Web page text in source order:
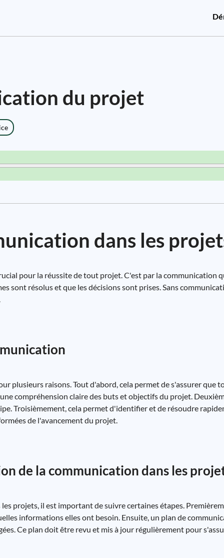
du projet
dans les
pour la réussite de tout projet. C'est par la communication
sont résolus et que les décisions sont prises. Sans
plusieurs raisons. Tout d'abord, cela permet de s'assurer que
compréhension claire des buts et objectifs du projet.
Troisièmement, cela permet d'identifier et de résoudre
de l'avancement du projet.
de la communication dans les
projets, il est important de suivre certaines étapes.
informations elles ont besoin. Ensuite, un plan de
Ce plan doit être revu et mis à jour régulièrement pour